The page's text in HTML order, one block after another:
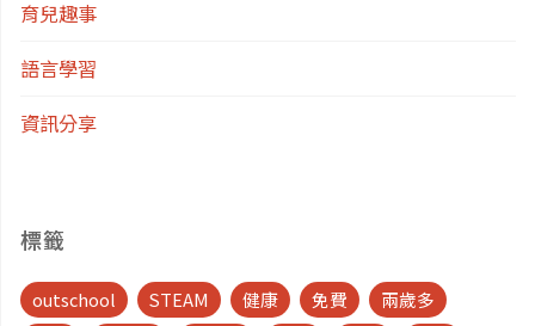
育兒趣事
語言學習
資訊分享
標籤
outschool STEAM 健康 免費
兩歲多